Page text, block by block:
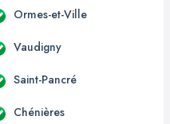
Ormes-et-Ville
Vaudigny
Saint-Pancré
Chénières